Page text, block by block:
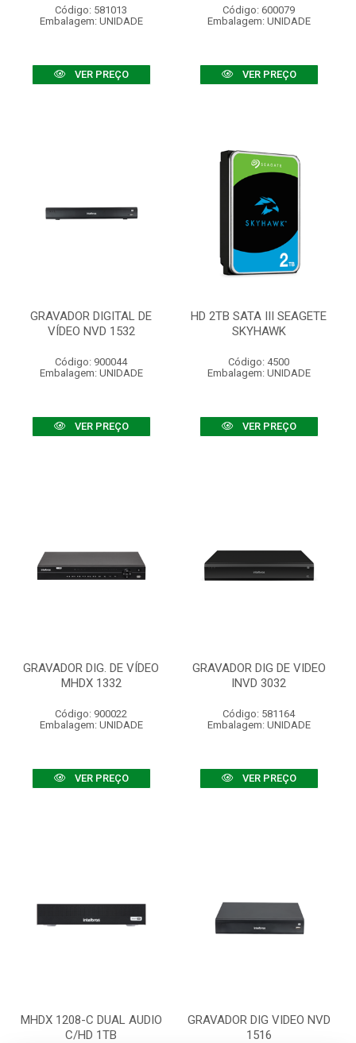
Código: 581013
Embalagem: UNIDADE
VER PREÇO
Código: 600079
Embalagem: UNIDADE
VER PREÇO
GRAVADOR DIGITAL DE
VÍDEO NVD 1532
Código: 900044
Embalagem: UNIDADE
VER PREÇO
HD 2TB SATA III SEAGETE
SKYHAWK
Código: 4500
Embalagem: UNIDADE
VER PREÇO
GRAVADOR DIG. DE VÍDEO
MHDX 1332
Código: 900022
Embalagem: UNIDADE
VER PREÇO
GRAVADOR DIG DE VIDEO
INVD 3032
Código: 581164
Embalagem: UNIDADE
VER PREÇO
MHDX 1208-C DUAL AUDIO
C/HD 1TB
GRAVADOR DIG VIDEO NVD
1516